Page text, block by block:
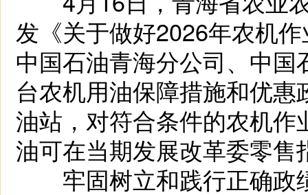
发《关于做好2026年农机
中国石油青海分公司、中
台农机用油保障措施和优
油站，对符合条件的农机
油可在当期发展改革委零
牢固树立和践行正确政